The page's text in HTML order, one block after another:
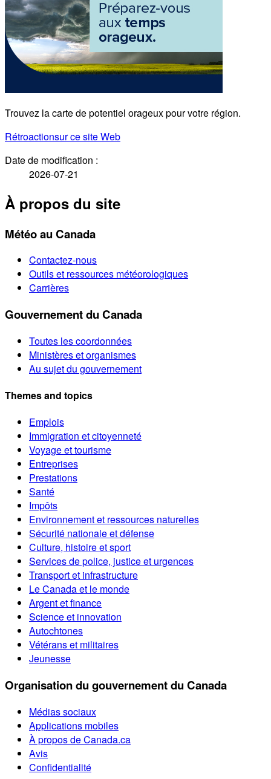
Trouvez la carte de potentiel orageux pour votre région.
Rétroactionsur ce site Web
Date de modification :
2026-07-21
À propos du site
Météo au Canada
Contactez-nous
Outils et ressources météorologiques
Carrières
Gouvernement du Canada
Toutes les coordonnées
Ministères et organismes
Au sujet du gouvernement
Themes and topics
Emplois
Immigration et citoyenneté
Voyage et tourisme
Entreprises
Prestations
Santé
Impôts
Environnement et ressources naturelles
Sécurité nationale et défense
Culture, histoire et sport
Services de police, justice et urgences
Transport et infrastructure
Le Canada et le monde
Argent et finance
Science et innovation
Autochtones
Vétérans et militaires
Jeunesse
Organisation du gouvernement du Canada
Médias sociaux
Applications mobiles
À propos de Canada.ca
Avis
Confidentialité